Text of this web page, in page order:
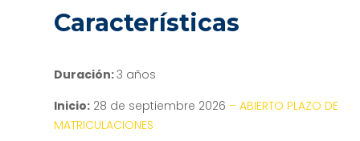
Características
Duración:3 años
Inicio:28 de septiembre 2026 – ABIERTO PLAZO DE
MATRICULACIONES